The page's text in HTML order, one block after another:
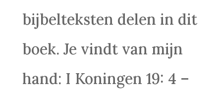
bijbelteksten delen in dit
boek. Je vindt van mijn
hand: I Koningen 19: 4 –